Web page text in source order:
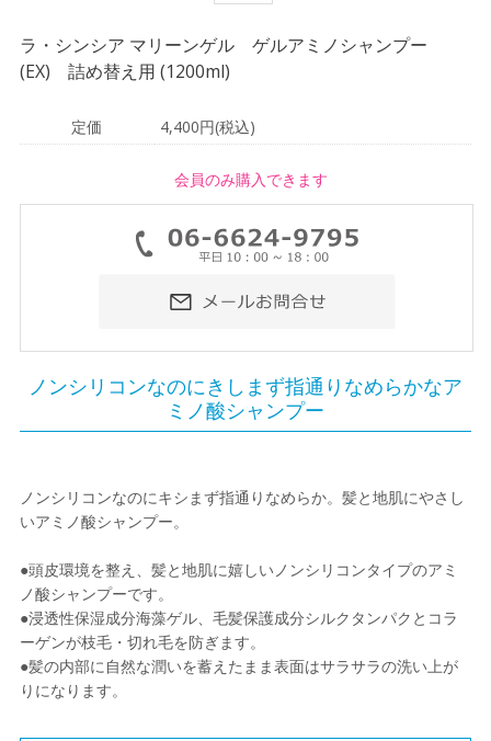
ラ・シンシア マリーンゲル ゲルアミノシャンプー
(EX) 詰め替え用 (1200ml)
定価 4,400円(税込)
会員のみ購入できます
ノンシリコンなのにきしまず指通りなめらかなア
ミノ酸シャンプー
ノンシリコンなのにキシまず指通りなめらか。髪と地肌にやさし
いアミノ酸シャンプー。
●頭皮環境を整え、髪と地肌に嬉しいノンシリコンタイプのアミ
ノ酸シャンプーです。
●浸透性保湿成分海藻ゲル、毛髪保護成分シルクタンパクとコラ
ーゲンが枝毛・切れ毛を防ぎます。
●髪の内部に自然な潤いを蓄えたまま表面はサラサラの洗い上が
りになります。